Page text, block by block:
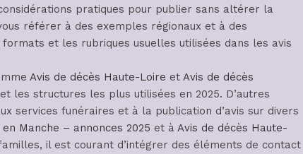
pratiques pour publier sans altérer la
référer à des exemples régionaux et à des
et les rubriques usuelles utilisées dans les avis
Avis de décès Haute-Loire et Avis de décès
les structures les plus utilisées en 2025. D’autres
services funéraires et à la publication d’avis sur divers
Manche – annonces 2025 et à Avis de décès Haute-
il est courant d’intégrer des éléments de contact